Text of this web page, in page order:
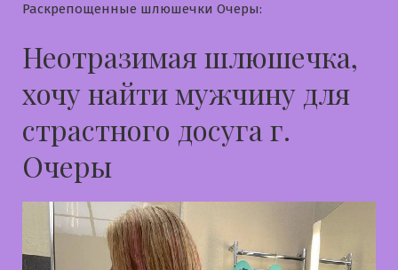
Раскрепощенные шлюшечки Очеры:
Неотразимая шлюшечка,
хочу найти мужчину для
страстного досуга г.
Очеры